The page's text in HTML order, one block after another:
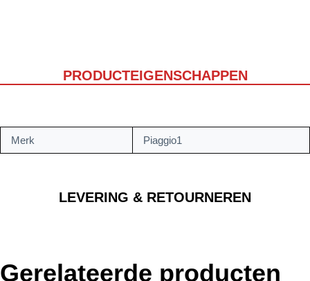
PRODUCTEIGENSCHAPPEN
LEVERING & RETOURNEREN
Merk Piaggio1
Gerelateerde producten